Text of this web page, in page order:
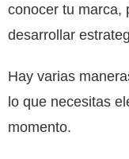
conocer tu marca,
desarrollar
Hay varias
lo que necesitas
momento.